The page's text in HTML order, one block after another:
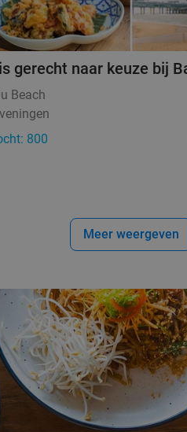
gerecht naar keuze bij
Beach
800
Meer weergeven